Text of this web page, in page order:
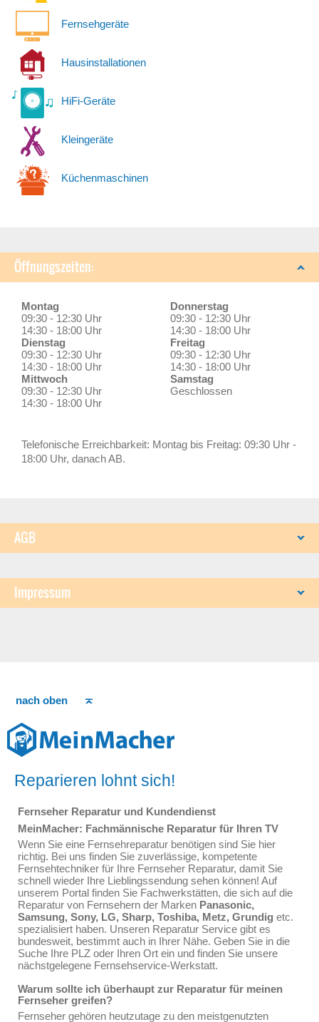
Fernsehgeräte
Hausinstallationen
HiFi-Geräte
Kleingeräte
Küchenmaschinen
Öffnungszeiten:
Montag
09:30 - 12:30 Uhr
14:30 - 18:00 Uhr
Dienstag
09:30 - 12:30 Uhr
14:30 - 18:00 Uhr
Mittwoch
09:30 - 12:30 Uhr
14:30 - 18:00 Uhr
Donnerstag
09:30 - 12:30 Uhr
14:30 - 18:00 Uhr
Freitag
09:30 - 12:30 Uhr
14:30 - 18:00 Uhr
Samstag
Geschlossen
Telefonische Erreichbarkeit: Montag bis Freitag: 09:30 Uhr -
18:00 Uhr, danach AB.
AGB
Impressum
nach oben
Reparieren lohnt sich!
Fernseher Reparatur und Kundendienst
MeinMacher: Fachmännische Reparatur für Ihren TV
Wenn Sie eine Fernsehreparatur benötigen sind Sie hier
richtig. Bei uns finden Sie zuverlässige, kompetente
Fernsehtechniker für Ihre Fernseher Reparatur, damit Sie
schnell wieder Ihre Lieblingssendung sehen können! Auf
unserem Portal finden Sie Fachwerkstätten, die sich auf die
Reparatur von Fernsehern der Marken Panasonic,
Samsung, Sony, LG, Sharp, Toshiba, Metz, Grundig etc.
spezialisiert haben. Unseren Reparatur Service gibt es
bundesweit, bestimmt auch in Ihrer Nähe. Geben Sie in die
Suche Ihre PLZ oder Ihren Ort ein und finden Sie unsere
nächstgelegene Fernsehservice-Werkstatt.
Warum sollte ich überhaupt zur Reparatur für meinen
Fernseher greifen?
Fernseher gehören heutzutage zu den meistgenutzten